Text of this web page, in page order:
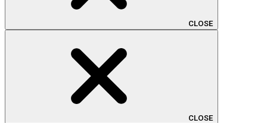
CLOSE
CLOSE